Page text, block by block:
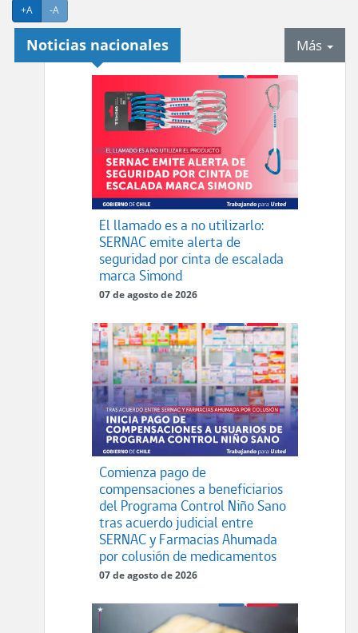
+A Agrandar texto
-A
Más
Noticias nacionales
El llamado es a no utilizarlo:
SERNAC emite alerta de
seguridad por cinta de escalada
marca Simond
07 de agosto de 2026
Comienza pago de
compensaciones a beneficiarios
del Programa Control Niño Sano
tras acuerdo judicial entre
SERNAC y Farmacias Ahumada
por colusión de medicamentos
07 de agosto de 2026